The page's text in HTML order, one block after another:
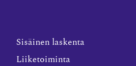
Sisäinen laskenta
Liiketoiminta